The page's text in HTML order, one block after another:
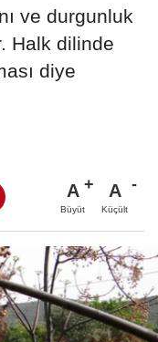
ve durgunluk
Halk dilinde
diye
A
Büyüt
A
Küçült